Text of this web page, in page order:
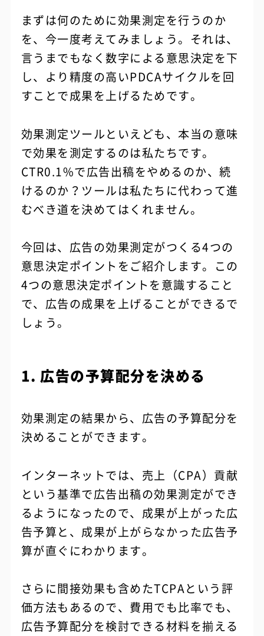
まずは何のために効果測定を行うのか
を、今一度考えてみましょう。それは、
言うまでもなく数字による意思決定を下
し、より精度の高いPDCAサイクルを回
すことで成果を上げるためです。
効果測定ツールといえども、本当の意味
で効果を測定するのは私たちです。
CTR0.1%で広告出稿をやめるのか、続
けるのか？ツールは私たちに代わって進
むべき道を決めてはくれません。
今回は、広告の効果測定がつくる4つの
意思決定ポイントをご紹介します。この
4つの意思決定ポイントを意識すること
で、広告の成果を上げることができるで
しょう。
1. 広告の予算配分を決める
効果測定の結果から、広告の予算配分を
決めることができます。
インターネットでは、売上（CPA）貢献
という基準で広告出稿の効果測定ができ
るようになったので、成果が上がった広
告予算と、成果が上がらなかった広告予
算が直ぐにわかります。
さらに間接効果も含めたTCPAという評
価方法もあるので、費用でも比率でも、
広告予算配分を検討できる材料を揃える